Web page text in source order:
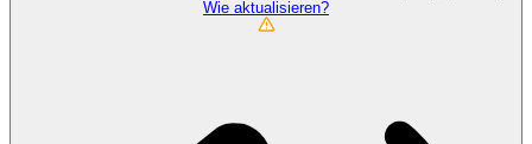
Wie aktualisieren?